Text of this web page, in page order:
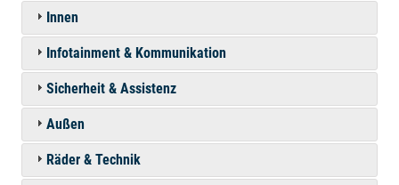
Innen
Infotainment & Kommunikation
Sicherheit & Assistenz
Außen
Räder & Technik